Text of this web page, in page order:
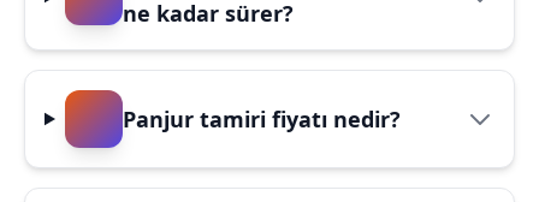
ne kadar sürer?
Panjur tamiri fiyatı nedir?